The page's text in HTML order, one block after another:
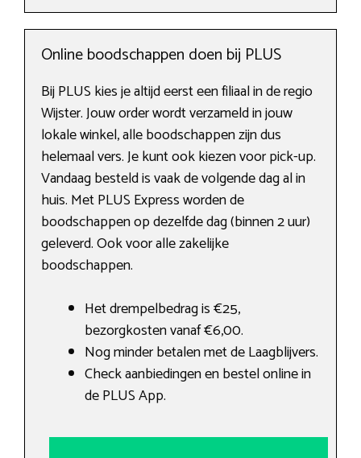
Online boodschappen doen bij PLUS
Bij PLUS kies je altijd eerst een filiaal in de regio
Wijster. Jouw order wordt verzameld in jouw
lokale winkel, alle boodschappen zijn dus
helemaal vers. Je kunt ook kiezen voor pick-up.
Vandaag besteld is vaak de volgende dag al in
huis. Met PLUS Express worden de
boodschappen op dezelfde dag (binnen 2 uur)
geleverd. Ook voor alle zakelijke
boodschappen.
Het drempelbedrag is €25,
bezorgkosten vanaf €6,00.
Nog minder betalen met de Laagblijvers.
Check aanbiedingen en bestel online in
de PLUS App.